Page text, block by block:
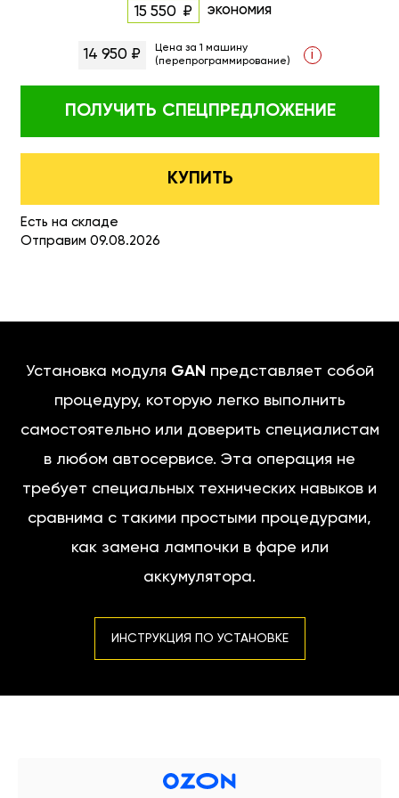
15 550 экономия
14 950 ₽
Цена за 1 машину
(перепрограммирование)
i
ПОЛУЧИТЬ СПЕЦПРЕДЛОЖЕНИЕ
КУПИТЬ
Есть на складе
Отправим 09.08.2026
Установка модуля GAN представляет собой
процедуру, которую легко выполнить
самостоятельно или доверить специалистам
в любом автосервисе. Эта операция не
требует специальных технических навыков и
сравнима с такими простыми процедурами,
как замена лампочки в фаре или
аккумулятора.
ИНСТРУКЦИЯ ПО УСТАНОВКЕ